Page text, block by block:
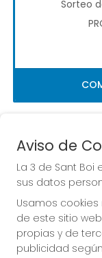
Sorteo
Aviso de
La 3 de Sant
sus datos
Usamos
de este sitio
propias y de
publicidad